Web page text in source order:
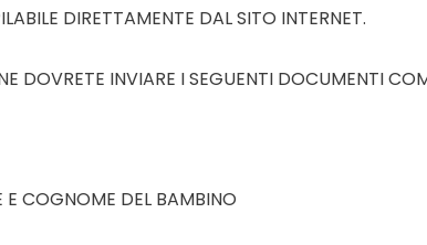
DIRETTAMENTE DAL SITO INTERNET.
DOVRETE INVIARE I SEGUENTI DOCUMENTI
COGNOME DEL BAMBINO